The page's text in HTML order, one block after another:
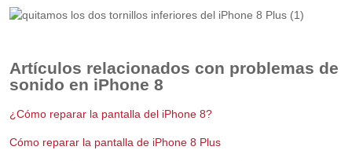
Artículos relacionados con problemas de
sonido en iPhone 8
¿Cómo reparar la pantalla del iPhone 8?
Cómo reparar la pantalla de iPhone 8 Plus